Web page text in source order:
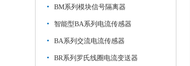
BM系列模块信号隔离器
智能型BA系列电流传感器
BA系列交流电流传感器
BR系列罗氏线圈电流变送器